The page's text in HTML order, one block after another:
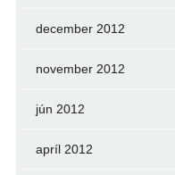
december 2012
november 2012
jún 2012
apríl 2012